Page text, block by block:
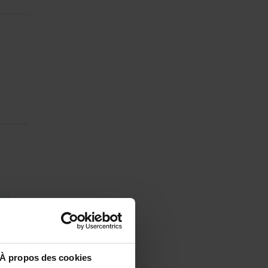
À propos des cookies